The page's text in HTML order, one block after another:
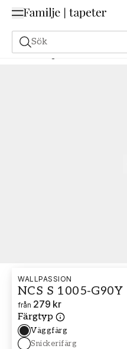
Sök
Målarfärg Beställ utifrån NCS
WALLPASSION
NCS S 1005-G90Y
från 279 kr
Färgtyp
Väggfärg
Snickerifärg